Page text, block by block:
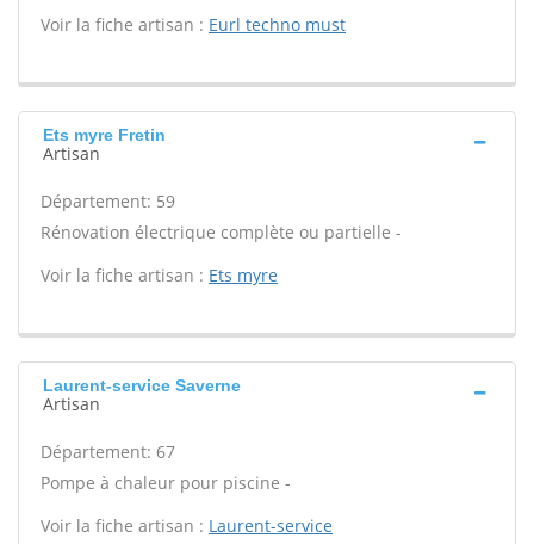
Voir la fiche artisan : Eurl techno must
Ets myre Fretin
Artisan
Département: 59
Rénovation électrique complète ou partielle -
Voir la fiche artisan : Ets myre
Laurent-service Saverne
Artisan
Département: 67
Pompe à chaleur pour piscine -
Voir la fiche artisan : Laurent-service